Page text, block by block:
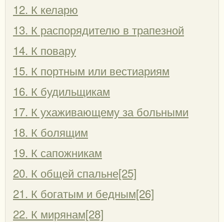
12. К келарю
13. К распорядителю в трапезной
14. К повару
15. К портным или вестиариям
16. К будильщикам
17. К ухаживающему за больными
18. К болящим
19. К сапожникам
20. К общей спальне[25]
21. К богатым и бедным[26]
22. К мирянам[28]